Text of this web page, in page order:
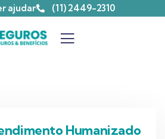
ajudar (11) 2449-2310
Humanizado